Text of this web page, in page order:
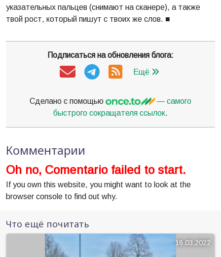
указательных пальцев (снимают на сканере), а также
твой рост, который пишут с твоих же слов. ■
Подписаться на обновления блога:
Ещё
Сделано с помощью
— самого
быстрого сокращателя ссылок.
Комментарии
Oh no, Comentario failed to start.
If you own this website, you might want to look at the
browser console to find out why.
Что ещё почитать
16.03.2022